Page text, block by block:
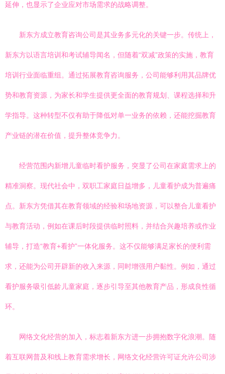
延伸，也显示了企业应对市场需求的战略调整。
新东方成立教育咨询公司是其业务多元化的关键一步。传统上，
新东方以语言培训和考试辅导闻名，但随着“双减”政策的实施，教育
培训行业面临重组。通过拓展教育咨询服务，公司能够利用其品牌优
势和教育资源，为家长和学生提供更全面的教育规划、课程选择和升
学指导。这种转型不仅有助于降低对单一业务的依赖，还能挖掘教育
产业链的潜在价值，提升整体竞争力。
经营范围内新增儿童临时看护服务，突显了公司在家庭需求上的
精准洞察。现代社会中，双职工家庭日益增多，儿童看护成为普遍痛
点。新东方凭借其在教育领域的经验和场地资源，可以整合儿童看护
与教育活动，例如在课后时段提供临时照料，并结合兴趣培养或作业
辅导，打造“教育+看护”一体化服务。这不仅能够满足家长的便利需
求，还能为公司开辟新的收入来源，同时增强用户黏性。例如，通过
看护服务吸引低龄儿童家庭，逐步引导至其他教育产品，形成良性循
环。
网络文化经营的加入，标志着新东方进一步拥抱数字化浪潮。随
着互联网普及和线上教育需求增长，网络文化经营许可证允许公司涉